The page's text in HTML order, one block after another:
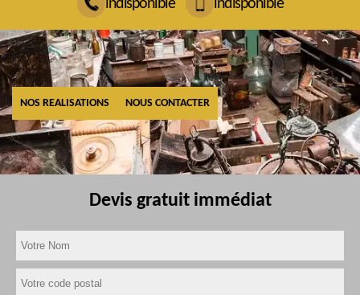
indisponible indisponible
NOS REALISATIONS NOUS CONTACTER
Devis gratuit immédiat